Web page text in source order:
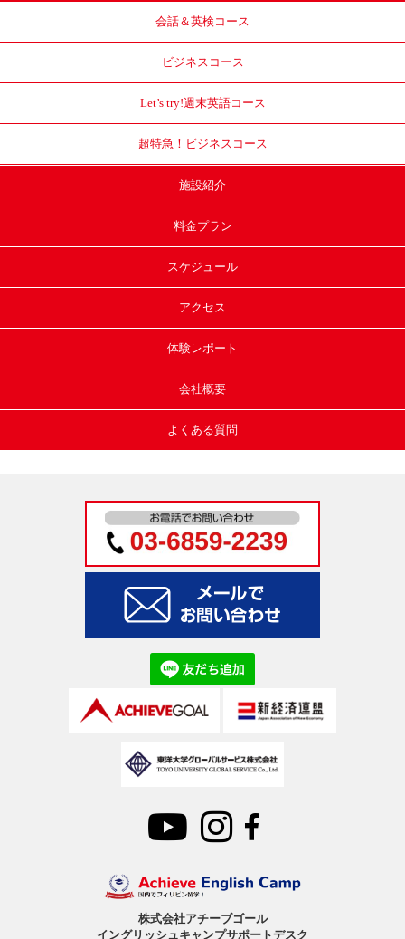
会話＆英検コース
ビジネスコース
Let’s try!週末英語コース
超特急！ ビジネスコース
施設紹介
料金プラン
スケジュール
アクセス
体験レポート
会社概要
よくある質問
株式会社アチーブゴール
イングリッシュキャンプサポートデスク